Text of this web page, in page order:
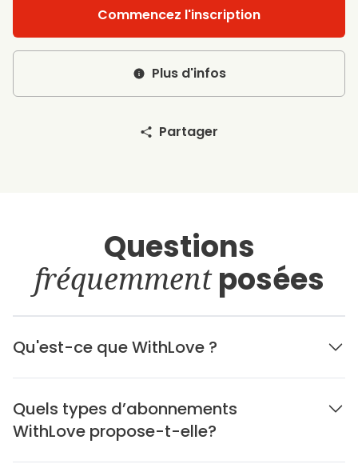
Commencez l'inscription
Plus d'infos
Partager
Questions
fréquemmentposées
Qu'est-ce que WithLove ?
Quels types d’abonnements
WithLove propose-t-elle?